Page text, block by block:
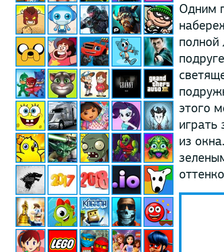
Одним
полной
этого
играть
из